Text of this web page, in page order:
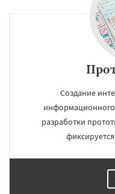
Создание
информационного
разработки